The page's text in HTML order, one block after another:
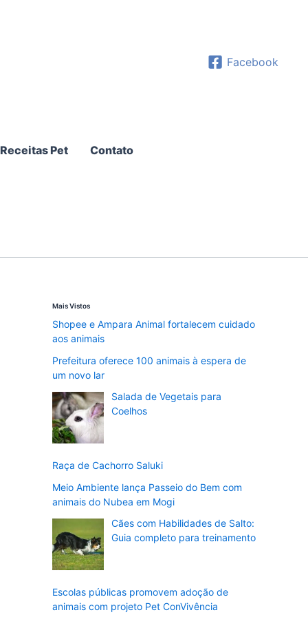
Facebook
Receitas Pet Contato
Mais Vistos
Shopee e Ampara Animal fortalecem cuidado
aos animais
Prefeitura oferece 100 animais à espera de
um novo lar
Salada de Vegetais para
Coelhos
Raça de Cachorro Saluki
Meio Ambiente lança Passeio do Bem com
animais do Nubea em Mogi
Cães com Habilidades de Salto:
Guia completo para treinamento
Escolas públicas promovem adoção de
animais com projeto Pet ConVivência